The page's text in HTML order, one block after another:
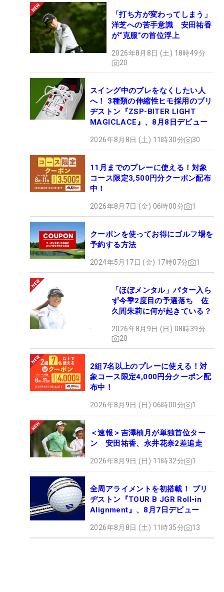
「打ち方が変わってしまう」
洋芝への苦手意識 安田祐香
が“克服”の首位浮上
2026年8月8日 (土) 18時49分
20
スイング中のブレをなくしたい人
へ！ 3種類の伸縮性ヒモ採用のブリ
ヂストン『ZSP-BITER LIGHT
MAGICLACE』、8月8日デビュー
2026年8月8日 (土) 11時30分 30
11月までのプレーに使える！対象
コース限定3,500円分クーポン配布
中！
2026年8月7日 (金) 06時00分 1
クーポンを使ってお得にゴルフ場を
予約する方法
2024年5月17日 (金) 17時07分 1
「ほぼメンタル」パター入ら
ず今季2度目の予選落ち 佐
久間朱莉に何が起きている？
2026年8月9日 (日) 08時39分
20
2組7名以上のプレーに使える！対
象コース限定4,000円分クーポン配
布中！
2026年8月9日 (日) 06時00分 1
＜速報＞吉澤柚月が単独首位ター
ン 安田祐香、永井花奈2差追走
2026年8月9日 (日) 11時32分 1
全周アライメントを初搭載！ ブリ
ヂストン『TOUR B JGR Roll-in
Alignment』、8月7日デビュー
2026年8月8日 (土) 11時35分 13